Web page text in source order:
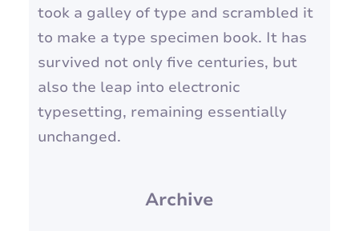
took a galley of type and scrambled it
to make a type specimen book. It has
survived not only five centuries, but
also the leap into electronic
typesetting, remaining essentially
unchanged.
Archive